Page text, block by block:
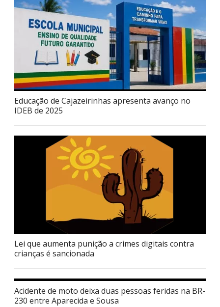
Educação de Cajazeirinhas apresenta avanço no
IDEB de 2025
Lei que aumenta punição a crimes digitais contra
crianças é sancionada
Acidente de moto deixa duas pessoas feridas na BR-
230 entre Aparecida e Sousa